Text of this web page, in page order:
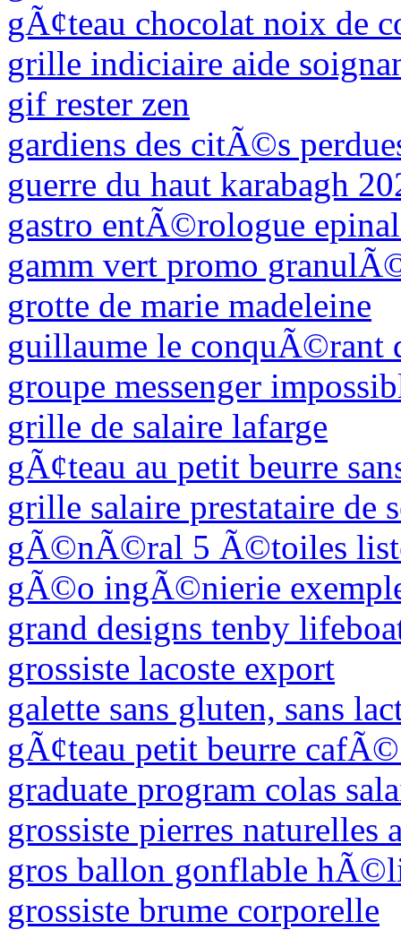
gÃ¢teau chocolat noix de
grille indiciaire aide
gif rester zen
gardiens des citÃ©s
guerre du haut karabagh
gastro entÃ©rologue
gamm vert promo
grotte de marie madeleine
guillaume le conquÃ©rant
groupe messenger
grille de salaire lafarge
gÃ¢teau au petit beurre
grille salaire prestataire de
gÃ©nÃ©ral 5 Ã©toiles
gÃ©o ingÃ©nierie
grand designs tenby
grossiste lacoste export
galette sans gluten, sans
gÃ¢teau petit beurre
graduate program colas
grossiste pierres naturelles
gros ballon gonflable
grossiste brume corporelle